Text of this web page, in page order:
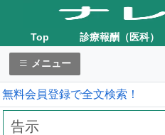
Top 診療報酬（医科）
メニュー
無料会員登録で全文検索！
告示